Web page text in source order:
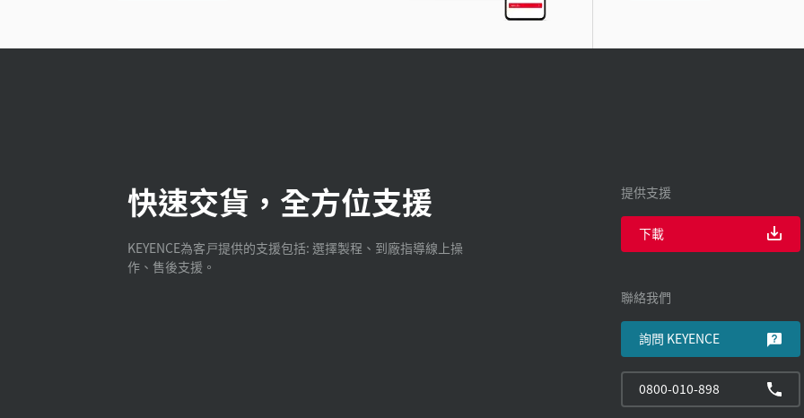
快速交貨，全方位支援
KEYENCE為客戸提供的支援包括: 選擇製程、到廠指導線上操
作、售後支援。
提供支援
下載
聯絡我們
詢問 KEYENCE
0800-010-898